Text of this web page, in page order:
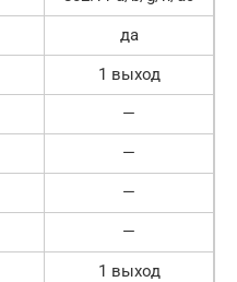
да
1 выход
—
—
—
—
1 выход